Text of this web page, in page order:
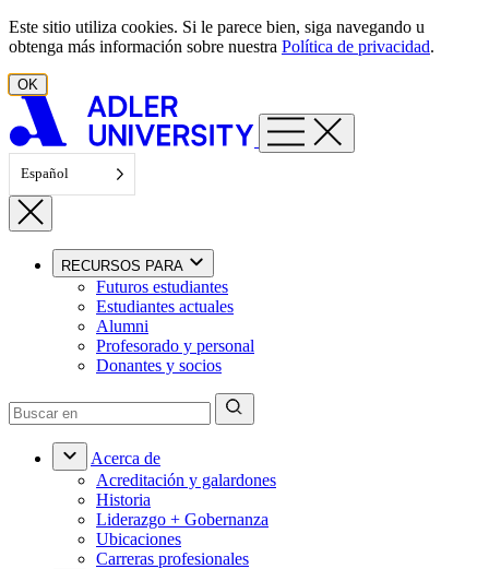
Ir al contenido
Este sitio utiliza cookies. Si le parece bien, siga navegando u
obtenga más información sobre nuestra Política de privacidad.
OK
Español
RECURSOS PARA
Futuros estudiantes
Estudiantes actuales
Alumni
Profesorado y personal
Donantes y socios
Acerca de
Acreditación y galardones
Historia
Liderazgo + Gobernanza
Ubicaciones
Carreras profesionales